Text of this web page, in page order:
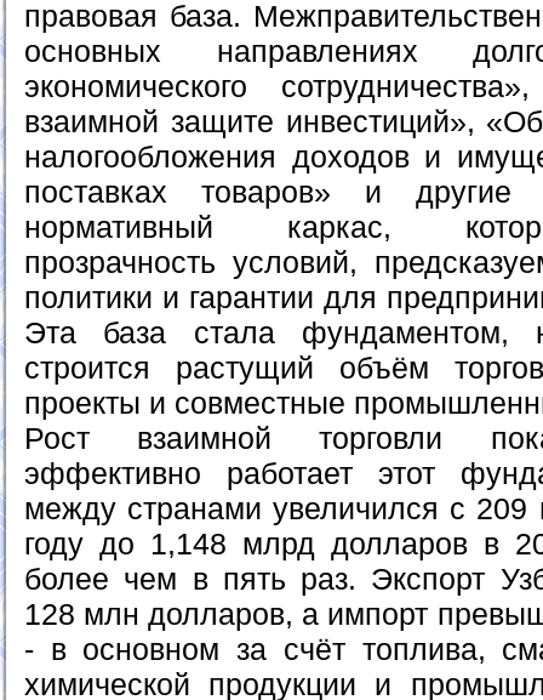
правовая база.
основных направлениях
экономического
взаимной защите инвестиций»,
налогообложения доходов и
поставках товаров» и другие
нормативный каркас,
прозрачность условий,
политики и гарантии для
Эта база стала фундаментом,
строится растущий объём
проекты и совместные
Рост взаимной торговли
эффективно работает этот
между странами увеличился с
году до 1,148 млрд долларов в
более чем в пять раз. Экспорт
128 млн долларов, а импорт
- в основном за счёт топлива,
химической продукции и